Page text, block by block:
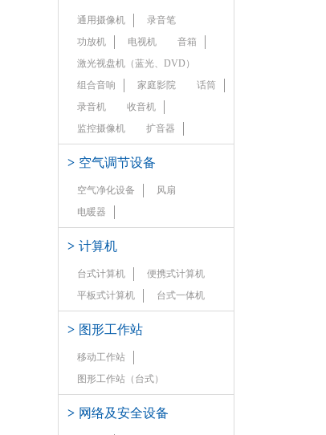
通用摄像机
录音笔
功放机
电视机
音箱
激光视盘机（蓝光、DVD）
组合音响
家庭影院
话筒
录音机
收音机
监控摄像机
扩音器
> 空气调节设备
空气净化设备
风扇
电暖器
> 计算机
台式计算机
便携式计算机
平板式计算机
台式一体机
> 图形工作站
移动工作站
图形工作站（台式）
> 网络及安全设备